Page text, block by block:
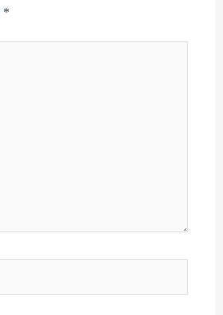
*